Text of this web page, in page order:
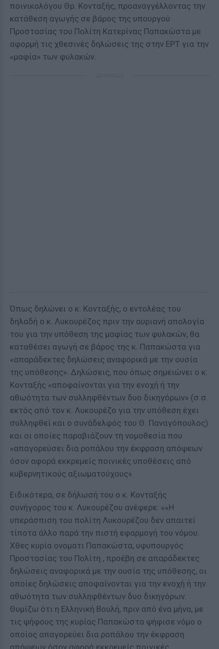
ποινικολόγου Θρ. Κονταξής, προαναγγέλλοντας την
κατάθεση αγωγής σε βάρος της υπουργού
Προστασίας του Πολίτη Κατερίνας Παπακώστα με
αφορμή τις χθεσινές δηλώσεις της στην ΕΡΤ για την
«μαφία» των φυλακών.
Όπως δηλώνει ο κ. Κονταξής, ο εντολέας του
δηλαδή ο κ. Λυκουρέζος πριν την αυριανή απολογία
του για την υπόθεση της μαφίας των φυλακών, θα
καταθέσει αγωγή σε βάρος της κ. Παπακώστα για
«απαράδεκτες δηλώσεις αναφορικά με την ουσία
της υπόθεσης». Δηλώσεις, που όπως σημειώνει ο κ.
Κονταξής «αποφαίνονται για την ενοχή ή την
αθωότητα των συλληφθέντων δυο δικηγόρων» (σ.σ.
εκτός από τον κ. Λυκουρέζο για την υπόθεση έχει
συλληφθεί και ο συνάδελφός του Θ. Παναγόπουλος)
και οι οποίες παραβιάζουν τη νομοθεσία που
«απαγορεύσει δια ροπάλου την έκφραση απόψεων
όσον αφορά εκκρεμείς ποινικές υποθέσεις από
κυβερνητικούς αξιωματούχους».
Ειδικότερα, σε δήλωσή του ο κ. Κονταξής
συνήγορος του κ. Λυκουρέζου ανέφερε: ««Η
υπεράσπιση του πολίτη Λυκουρέζου δεν απαιτεί
τίποτα άλλο παρά την πιστή εφαρμογή του νόμου.
Χθες κυρία ονοματι Παπακώστα, υφυπουργός
Προστασίας του Πολίτη , προέβη σε απαράδεκτες
δηλώσεις αναφορικά με την ουσία της υπόθεσης, οι
οποίες δηλώσεις αποφαίνονται για την ενοχή ή την
αθωότητα των συλληφθέντων δυο δικηγόρων.
Θυμίζω ότι η Ελληνική Βουλή, πριν από ένα μήνα, με
τις ψήφους της κυρίας Παπακώστα ψήφισε νόμο ο
οποίος απαγορεύει δια ροπάλου την έκφραση
απόψεων όσον αφορά εκκρεμείς ποινικές